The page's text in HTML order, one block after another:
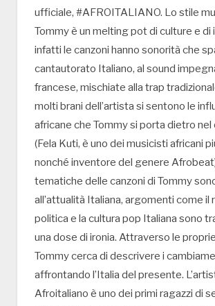
ufficiale, #AFROITALIANO. Lo stile
Tommy è un melting pot di culture e di
infatti le canzoni hanno sonorità che
cantautorato Italiano, al sound
francese, mischiate alla trap
molti brani dell’artista si sentono le
africane che Tommy si porta dietro
(Fela Kuti, è uno dei musicisti africani
nonché inventore del genere
tematiche delle canzoni di Tommy
all’attualità Italiana, argomenti come il
politica e la cultura pop Italiana sono
una dose di ironia. Attraverso le
Tommy cerca di descrivere i
affrontando l’Italia del presente.
Afroitaliano è uno dei primi ragazzi di